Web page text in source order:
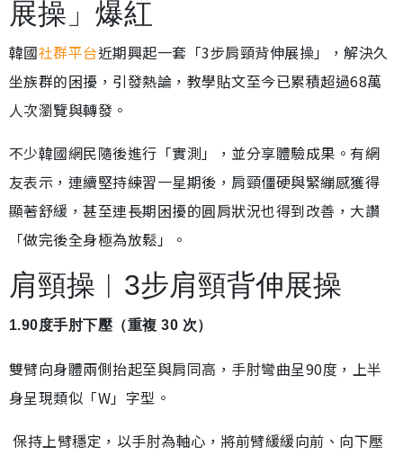
展操」爆紅
韓國社群平台近期興起一套「3步肩頸背伸展操」，解決久
坐族群的困擾，引發熱論，教學貼文至今已累積超過68萬
人次瀏覽與轉發。
不少韓國網民隨後進行「實測」，並分享體驗成果。有網
友表示，連續堅持練習一星期後，肩頸僵硬與緊繃感獲得
顯著舒緩，甚至連長期困擾的圓肩狀況也得到改善，大讚
「做完後全身極為放鬆」。
肩頸操︱3步肩頸背伸展操
1.90度手肘下壓（重複 30 次）
雙臂向身體兩側抬起至與肩同高，手肘彎曲呈90度，上半
身呈現類似「W」字型。
保持上臂穩定，以手肘為軸心，將前臂緩緩向前、向下壓